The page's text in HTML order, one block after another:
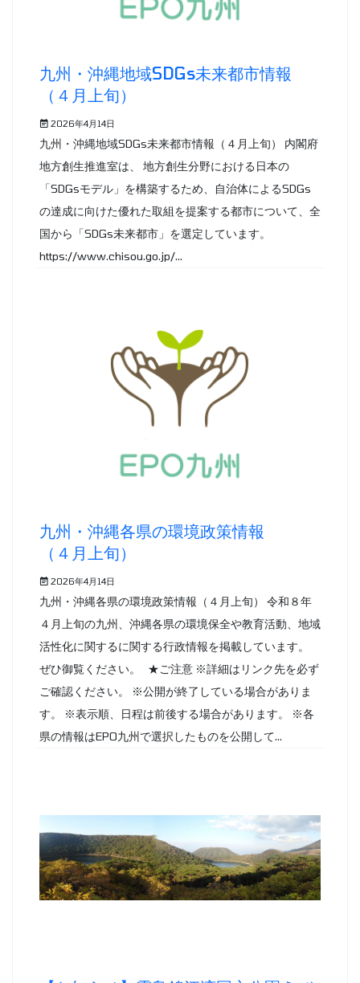
九州・沖縄地域SDGs未来都市情報
（４月上旬）
2026年4月14日
九州・沖縄地域SDGs未来都市情報（４月上旬） 内閣府
地方創生推進室は、 地方創生分野における日本の
「SDGsモデル」を構築するため、自治体によるSDGs
の達成に向けた優れた取組を提案する都市について、全
国から「SDGs未来都市」を選定しています。
https://www.chisou.go.jp/...
九州・沖縄各県の環境政策情報
（４月上旬）
2026年4月14日
九州・沖縄各県の環境政策情報（４月上旬） 令和８年
４月上旬の九州、沖縄各県の環境保全や教育活動、地域
活性化に関するに関する行政情報を掲載しています。
ぜひ御覧ください。 ★ご注意 ※詳細はリンク先を必ず
ご確認ください。 ※公開が終了している場合がありま
す。 ※表示順、日程は前後する場合があります。 ※各
県の情報はEPO九州で選択したものを公開して...